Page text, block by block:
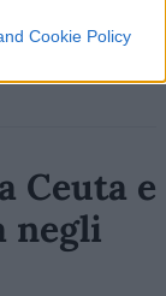
Cookie Policy
Ceuta e
negli